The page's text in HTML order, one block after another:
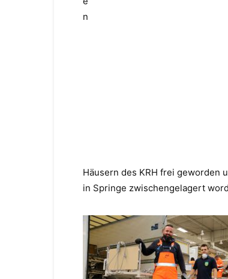
n
Häusern des KRH frei geworden
in Springe zwischengelagert